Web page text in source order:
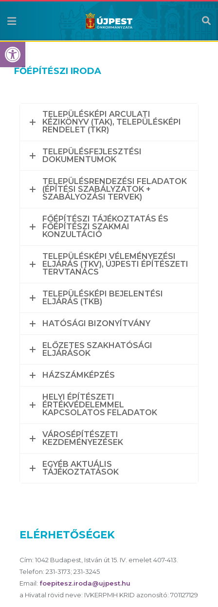
Eszköztár megnyitása
FŐÉPÍTÉSZI IRODA
TELEPÜLÉSKÉPI ARCULATI
KÉZIKÖNYV (TAK), TELEPÜLÉSKÉPI
RENDELET (TKR)
TELEPÜLÉSFEJLESZTÉSI
DOKUMENTUMOK
TELEPÜLÉSRENDEZÉSI FELADATOK
(ÉPÍTÉSI SZABÁLYZATOK +
SZABÁLYOZÁSI TERVEK)
FŐÉPÍTÉSZI TÁJÉKOZTATÁS ÉS
FŐÉPÍTÉSZI SZAKMAI
KONZULTÁCIÓ
TELEPÜLÉSKÉPI VÉLEMÉNYEZÉSI
ELJÁRÁS (TKV), ÚJPESTI ÉPÍTÉSZETI
TERVTANÁCS
TELEPÜLÉSKÉPI BEJELENTÉSI
ELJÁRÁS (TKB)
HATÓSÁGI BIZONYÍTVÁNY
ELŐZETES SZAKHATÓSÁGI
ELJÁRÁSOK
HÁZSZÁMKÉPZÉS
HELYI ÉPÍTÉSZETI
ÉRTÉKVÉDELEMMEL
KAPCSOLATOS FELADATOK
VÁROSÉPÍTÉSZETI
KEZDEMÉNYEZÉSEK
EGYÉB AKTUÁLIS
TÁJÉKOZTATÁSOK
ELÉRHETŐSÉGEK
Cím: 1042 Budapest, István út 15. IV. emelet 407-413.
Telefon: 231-3173; 231-3245
Email: foepitesz.iroda@ujpest.hu
a Hivatal rövid neve: IVKERPMH KRID azonosító: 701127129